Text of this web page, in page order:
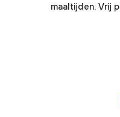
maaltijden. Vrij